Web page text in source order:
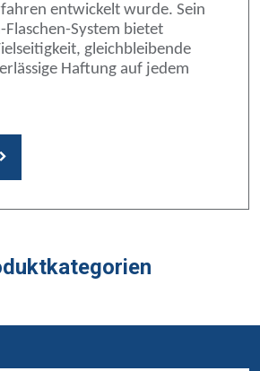
entwickelt wurde. Sein
System bietet
gleichbleibende
Haftung auf jedem